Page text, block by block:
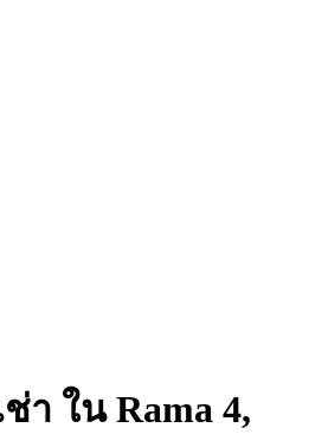
า ใน Rama 4,